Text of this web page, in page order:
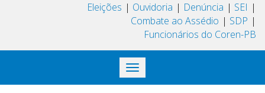
Eleições Ouvidoria Denúncia
SEI
Combate ao Assédio
SDP
Funcionários do Coren-PB
Toggle
navigation